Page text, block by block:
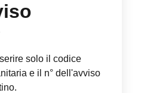
solo il codice
e il n° dell'avviso